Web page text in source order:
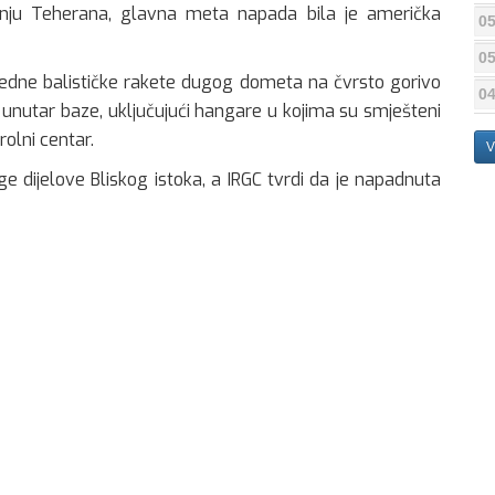
Teherana, glavna meta napada bila je američka
balističke rakete dugog dometa na čvrsto gorivo
baze, uključujući hangare u kojima su smješteni
centar.
dijelove Bliskog istoka, a IRGC tvrdi da je napadnuta